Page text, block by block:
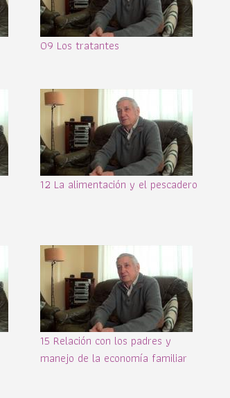
09 Los tratantes
12 La alimentación y el pescadero
15 Relación con los padres y
manejo de la economía familiar